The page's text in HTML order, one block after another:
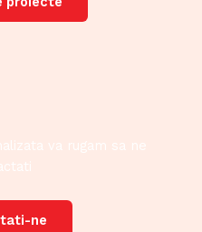
va rugam sa ne
ne